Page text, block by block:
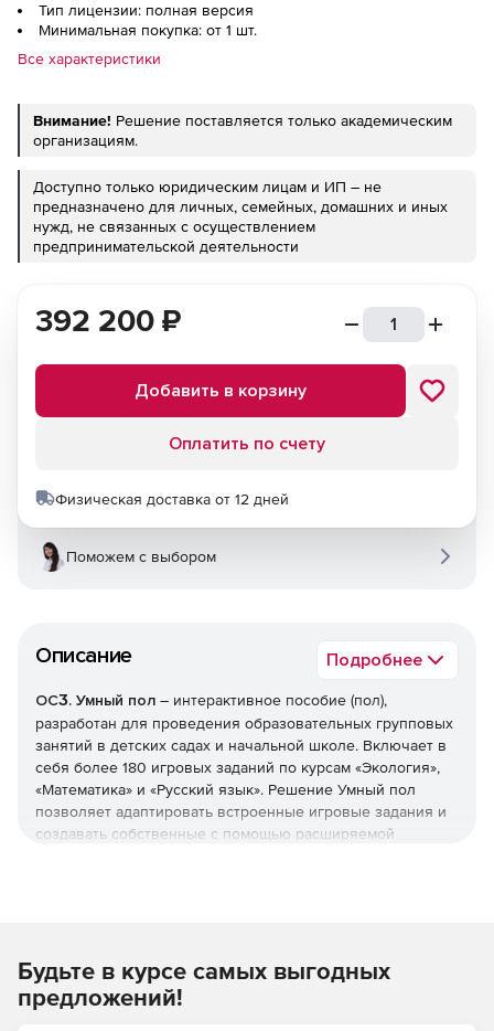
Тип лицензии: полная версия
Минимальная покупка: от 1 шт.
Все характеристики
Внимание! Решение поставляется только академическим
организациям.
Доступно только юридическим лицам и ИП – не
предназначено для личных, семейных, домашних и иных
нужд, не связанных с осуществлением
предпринимательской деятельности
Описание Подробнее
ОСӠ. Умный пол – интерактивное пособие (пол),
разработан для проведения образовательных групповых
занятий в детских садах и начальной школе. Включает в
себя более 180 игровых заданий по курсам «Экология»,
«Математика» и «Русский язык». Решение Умный пол
позволяет адаптировать встроенные игровые задания и
создавать собственные с помощью расширяемой
требованиям к организации непрерывного учебного
процесса и соответствует ФГОС. Интерактивное пособие
Умный пол предназначено для развития у детей навыков
392 200 ₽
Добавить в корзину
Оплатить по счету
Физическая доставка от 12 дней
Поможем с выбором
Будьте в курсе самых выгодных
предложений!